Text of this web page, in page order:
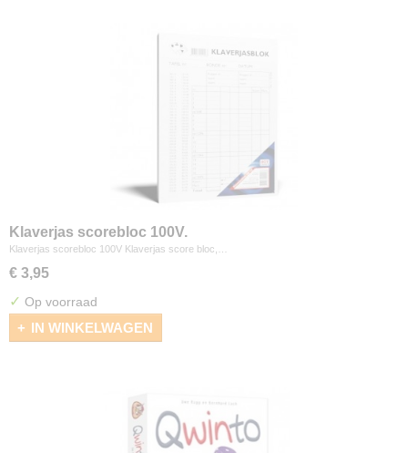
Klaverjas scorebloc 100V.
Klaverjas scorebloc 100V Klaverjas score bloc,…
€ 3,95
✓ Op voorraad
IN WINKELWAGEN